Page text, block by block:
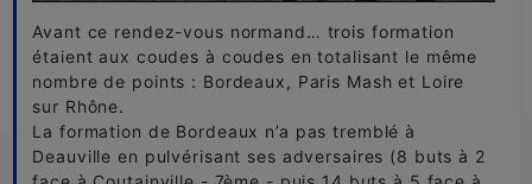
Avant ce rendez-vous normand… trois formation
étaient aux coudes à coudes en totalisant le même
nombre de points : Bordeaux, Paris Mash et Loire
sur Rhône.
La formation de Bordeaux n’a pas tremblé à
Deauville en pulvérisant ses adversaires (8 buts à 2